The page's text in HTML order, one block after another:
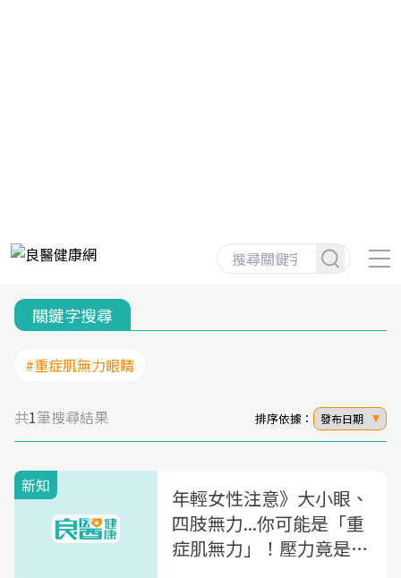
關鍵字搜尋
#重症肌無力眼睛
共1筆搜尋結果 排序依據： 發布日期
新知
年輕女性注意》大小眼、
四肢無力...你可能是「重
症肌無力」！壓力竟是誘